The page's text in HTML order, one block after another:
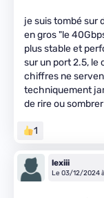
je suis tombé sur
en gros "le
plus stable et
sur un port 2.5, le
chiffres ne
techniquement
de rire ou
1
lexiii
Le 03/12/2024